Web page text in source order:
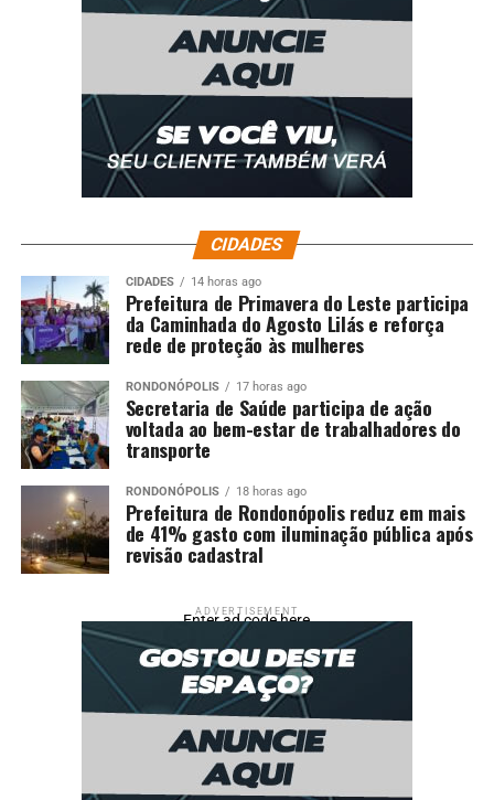
CIDADES
CIDADES 14 horas ago
Prefeitura de Primavera do Leste participa
da Caminhada do Agosto Lilás e reforça
rede de proteção às mulheres
RONDONÓPOLIS 17 horas ago
Secretaria de Saúde participa de ação
voltada ao bem-estar de trabalhadores do
transporte
RONDONÓPOLIS 18 horas ago
Prefeitura de Rondonópolis reduz em mais
de 41% gasto com iluminação pública após
revisão cadastral
ADVERTISEMENT
Enter ad code here